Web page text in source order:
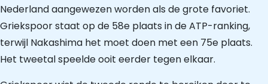
Nederland aangewezen worden als de grote favoriet.
Griekspoor staat op de 58e plaats in de ATP-ranking,
terwijl Nakashima het moet doen met een 75e plaats.
Het tweetal speelde ooit eerder tegen elkaar.